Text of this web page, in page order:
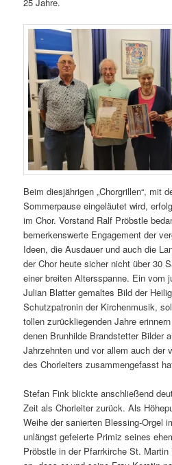
25 Jahre.
Beim diesjährigen „Chorgrillen“, mit
Sommerpause eingeläutet wird,
im Chor. Vorstand Ralf Pröbstle
bemerkenswerte Engagement der
Ideen, die Ausdauer und auch die
der Chor heute sicher nicht über 30
einer breiten Altersspanne. Ein vom
Julian Blatter gemaltes Bild der
Schutzpatronin der Kirchenmusik,
tollen zurückliegenden Jahre
denen Brunhilde Brandstetter Bilder
Jahrzehnten und vor allem auch der
des Chorleiters zusammengefasst
Stefan Fink blickte anschließend
Zeit als Chorleiter zurück. Als
Weihe der sanierten Blessing-Orgel
unlängst gefeierte Primiz seines
Pröbstle in der Pfarrkirche St.